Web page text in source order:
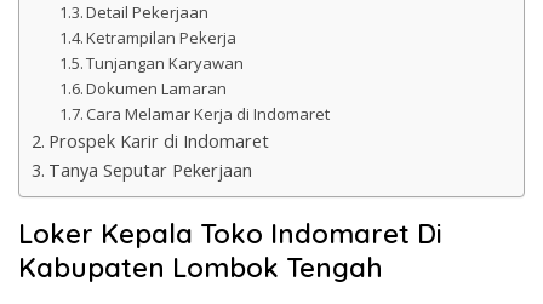
Detail Pekerjaan
Ketrampilan Pekerja
Tunjangan Karyawan
Dokumen Lamaran
Cara Melamar Kerja di Indomaret
Prospek Karir di Indomaret
Tanya Seputar Pekerjaan
Loker Kepala Toko Indomaret Di
Kabupaten Lombok Tengah